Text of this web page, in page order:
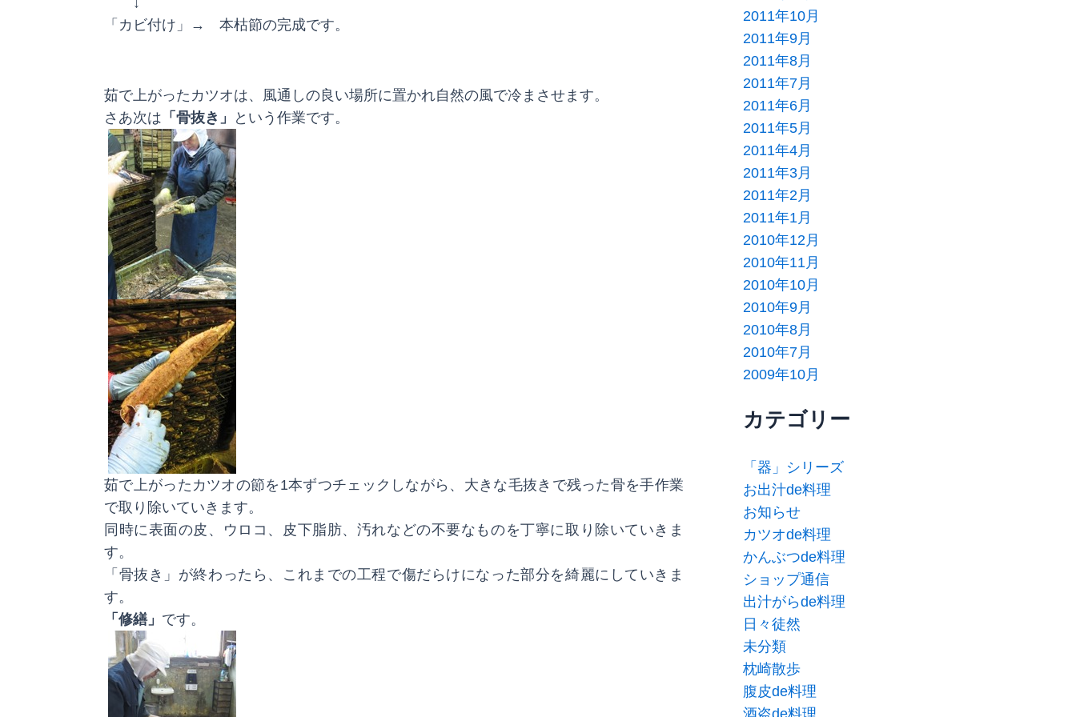
「カビ付け」→ 本枯節の完成です。
茹で上がったカツオは、風通しの良い場所に置かれ自然の風で冷まさせます。
さあ次は 「骨抜き」 という作業です。
茹で上がったカツオの節を1本ずつチェックしながら、大きな毛抜きで残った骨を手作業
で取り除いていきます。
同時に表面の皮、ウロコ、皮下脂肪、汚れなどの不要なものを丁寧に取り除いていきま
す。
「骨抜き」が終わったら、これまでの工程で傷だらけになった部分を綺麗にしていきま
す。
「修繕」 です。
2011年10月
2011年9月
2011年8月
2011年7月
2011年6月
2011年5月
2011年4月
2011年3月
2011年2月
2011年1月
2010年12月
2010年11月
2010年10月
2010年9月
2010年8月
2010年7月
2009年10月
カテゴリー
「器」シリーズ
お出汁de料理
お知らせ
カツオde料理
かんぶつde料理
ショップ通信
出汁がらde料理
日々徒然
未分類
枕崎散歩
腹皮de料理
酒盗de料理